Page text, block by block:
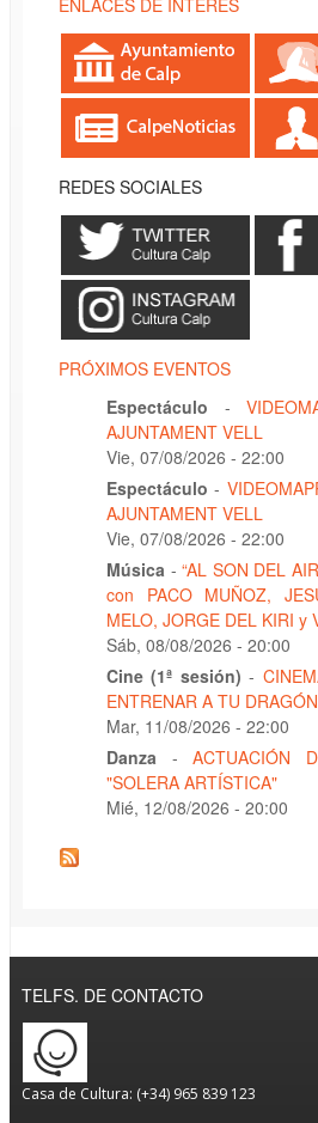
REDES SOCIALES
PRÓXIMOS EVENTOS
Espectáculo
-
AJUNTAMENT VELL
Vie, 07/08/2026 - 22:00
Espectáculo -
AJUNTAMENT VELL
Vie, 07/08/2026 - 22:00
Música - “AL SON DEL
con PACO MUÑOZ,
MELO, JORGE DEL KIRI y
Sáb, 08/08/2026 - 20:00
Cine (1ª sesión) -
ENTRENAR A TU
Mar, 11/08/2026 - 22:00
Danza
-ACTUACIÓN
"SOLERA ARTÍSTICA"
Mié, 12/08/2026 - 20:00
TELFS. DE CONTACTO
Casa de Cultura: (+34) 965 839 123